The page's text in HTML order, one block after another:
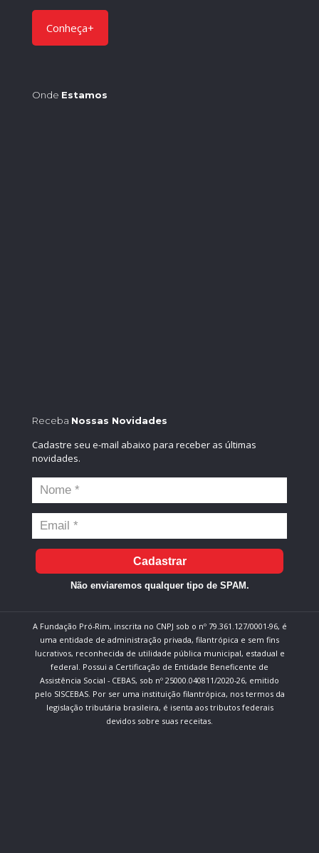
Conheça+
Onde Estamos
Receba Nossas Novidades
Cadastre seu e-mail abaixo para receber as últimas
novidades.
Cadastrar
Não enviaremos qualquer tipo de SPAM.
A Fundação Pró-Rim, inscrita no CNPJ sob o nº 79.361.127/0001-96, é
uma entidade de administração privada, filantrópica e sem fins
lucrativos, reconhecida de utilidade pública municipal, estadual e
federal. Possui a Certificação de Entidade Beneficente de
Assistência Social - CEBAS, sob nº 25000.040811/2020-26, emitido
pelo SISCEBAS. Por ser uma instituição filantrópica, nos termos da
legislação tributária brasileira, é isenta aos tributos federais
devidos sobre suas receitas.